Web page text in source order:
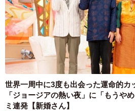
――「捨てられない」「もったい
いとやはりモノが溜まりやすいの
「思い出」というカテゴリを普通
っている方は、「思い切って処分
できません。モノ一つ一つへの思
なか捨てられない印象はあります。
世界一周中に3度も出会った運命的
「ジョージアの熱い夜」に「もうや
ミ連発【新婚さん】